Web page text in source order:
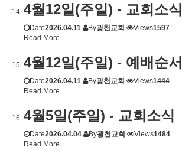
4월12일(주일) - 교회소식
Date2026.04.11 By광천교회 Views1597
Read More
4월12일(주일) - 예배순서
Date2026.04.11 By광천교회 Views1444
Read More
4월5일(주일) - 교회소식
Date2026.04.04 By광천교회 Views1484
Read More